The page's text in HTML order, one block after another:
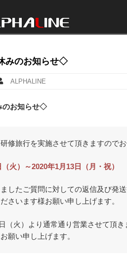
みのお知らせ◇
ALPHALINE
のお知らせ◇
修旅行を実施させて頂きますのでお
火）～2020年1月13日（月・祝）
したご質問に対しての返信及び発
さいます様お願い申し上げます。
（火）より通常通り営業させて頂き
願い申し上げます。